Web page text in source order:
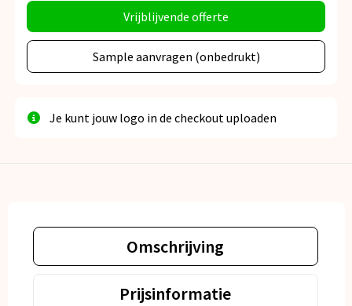
Vrijblijvende offerte
Sample aanvragen (onbedrukt)
Je kunt jouw logo in de checkout uploaden
Omschrijving
Prijsinformatie